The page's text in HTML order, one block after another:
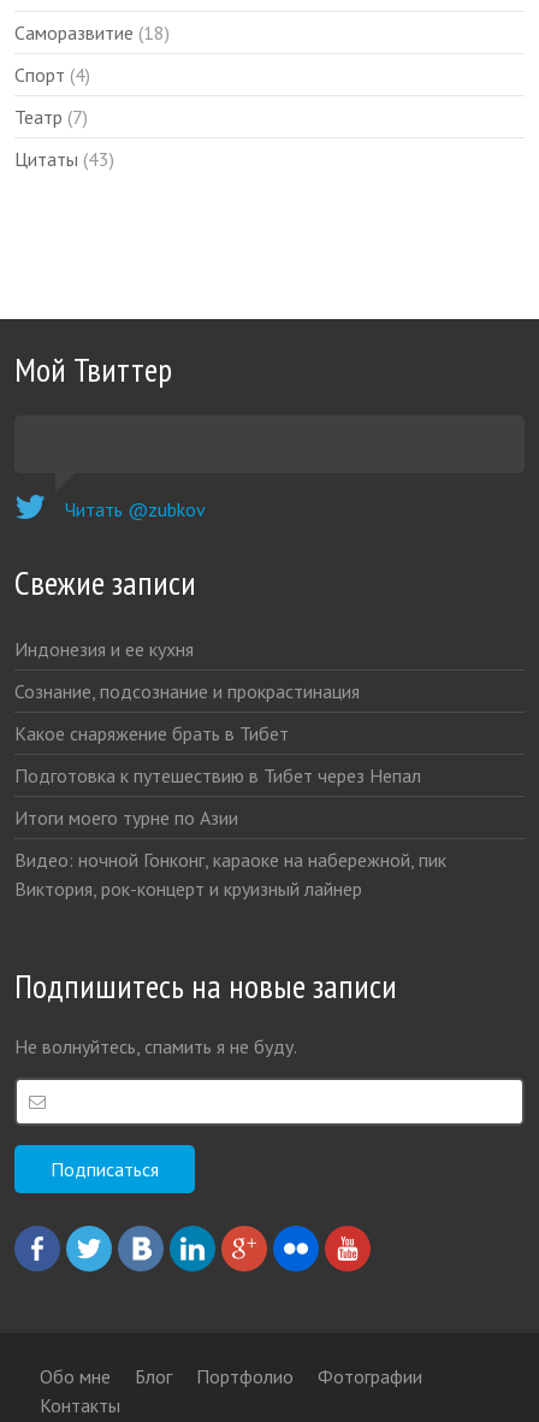
Саморазвитие (18)
Спорт (4)
Театр (7)
Цитаты (43)
Мой Твиттер
Читать @zubkov
Свежие записи
Индонезия и ее кухня
Сознание, подсознание и прокрастинация
Какое снаряжение брать в Тибет
Подготовка к путешествию в Тибет через Непал
Итоги моего турне по Азии
Видео: ночной Гонконг, караоке на набережной, пик
Виктория, рок-концерт и круизный лайнер
Подпишитесь на новые записи
Не волнуйтесь, спамить я не буду.
Обо мне Блог Портфолио
Фотографии
Контакты